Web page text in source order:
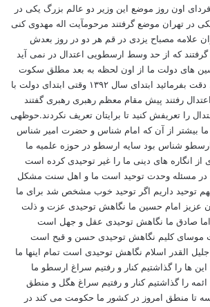
اون روز موضع این وزیر دو عالم بزرگ یکی در
در تهران موضع گرفتند مرحومآیت اله مهدوی کنی
علامه مصباح یزدی در قم هر دو در روز بعدش
که از حد وسط ارسطویی اعتدال در نمی آید
های دولت ما از اون لحظه به بعد مطلق سکوت
کردند. دقت بفرمائید ابتدای سال ۱۳۹۲ وقتی ابتدای دولت با
رفتند پیش مقام معظم رهبری رهبری گفتند
را تعریفش کنید تا برایتان تعریف نکردند.حوظهی
ما بیشتر از آن که امام شناس و حضرت امیر شناس
شناس بود سایه ارسطو در حوزه علمیه ما
از انگاره های دینی ما را غیر توحیدی کرده است
در مسئله وحدت توحید است ما و اهل سنت مشکل
توحید داریم اگر توحید خوب مشخص شد برای ما
عزیز امام حسین ما نگاهش توحیدی عزت و ذلت
صادق ما نگاهش توحیدی عقل و جهل است
کلیم نگاهش توحیدی حسن و قبح است
جلیل القدر اسلام نگاهش توحیدی است تمام اینها ما
ها را گذاشتیم کنار و رفتیم سراغ ارسطو ما
را گذاشتیم کنار و رفتیم سراغ هگل و منطق
تا منطق امروز در کشور ما حکومت می کند در